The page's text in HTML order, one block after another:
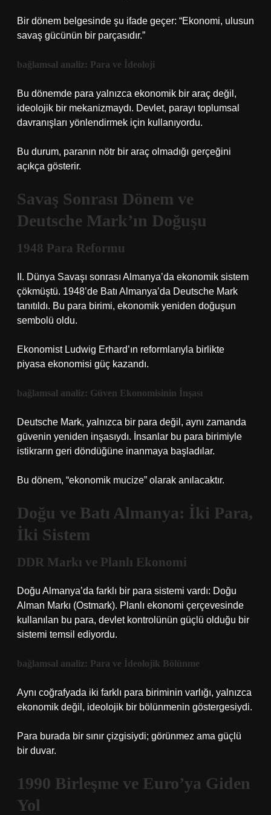
Bir dönem belgesinde şu ifade geçer: “Ekonomi, ulusun
savaş gücünün bir parçasıdır.”
bağlamsal analiz: Para ve İdeoloji
Bu dönemde para yalnızca ekonomik bir araç değil,
ideolojik bir mekanizmaydı. Devlet, parayı toplumsal
davranışları yönlendirmek için kullanıyordu.
Bu durum, paranın nötr bir araç olmadığı gerçeğini
açıkça gösterir.
Savaş Sonrası Dönem ve
Deutsche Mark’ın Doğuşu
1948 Para Reformu
II. Dünya Savaşı sonrası Almanya’da ekonomik sistem
çökmüştü. 1948’de Batı Almanya’da Deutsche Mark
tanıtıldı. Bu para birimi, ekonomik yeniden doğuşun
sembolü oldu.
Ekonomist Ludwig Erhard’ın reformlarıyla birlikte
piyasa ekonomisi güç kazandı.
bağlamsal analiz: Güven Ekonomisinin İnşası
Deutsche Mark, yalnızca bir para değil, aynı zamanda
güvenin yeniden inşasıydı. İnsanlar bu para birimiyle
istikrarın geri döndüğüne inanmaya başladılar.
Bu dönem, “ekonomik mucize” olarak anılacaktır.
Doğu ve Batı Almanya: İki Para,
İki Sistem
DDR Markı ve Planlı Ekonomi
Doğu Almanya’da farklı bir para sistemi vardı: Doğu
Alman Markı (Ostmark). Planlı ekonomi çerçevesinde
kullanılan bu para, devlet kontrolünün güçlü olduğu bir
sistemi temsil ediyordu.
bağlamsal analiz: Para ve İdeolojik Bölünme
Aynı coğrafyada iki farklı para biriminin varlığı, yalnızca
ekonomik değil, ideolojik bir bölünmenin göstergesiydi.
Para burada bir sınır çizgisiydi; görünmez ama güçlü
bir duvar.
1990 Birleşme ve Euro’ya Giden
Yol